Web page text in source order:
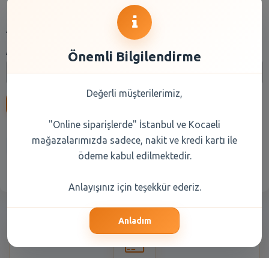
Arama
Arama:
Anasayfa Kuru Gıda Reyon Seçiniz
Önemli Bilgilendirme
Değerli müşterilerimiz,
"Online siparişlerde" İstanbul ve Kocaeli
mağazalarımızda sadece, nakit ve kredi kartı ile
ödeme kabul edilmektedir.
Anlayışınız için teşekkür ederiz.
Anladım